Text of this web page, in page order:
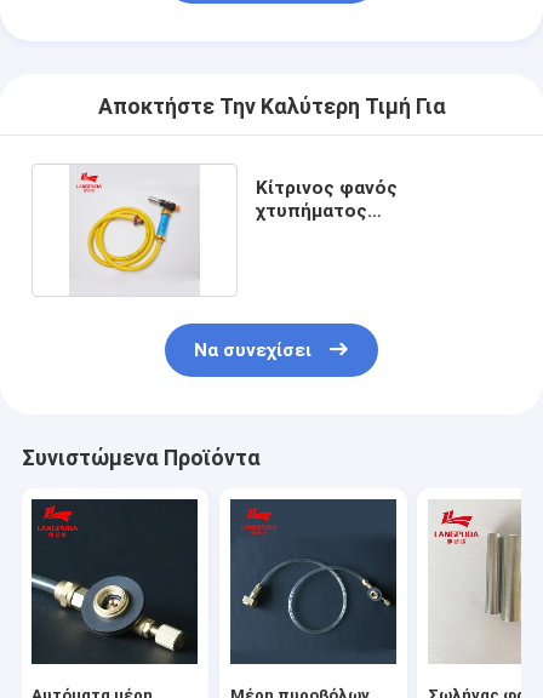
Αποκτήστε Την Καλύτερη Τιμή Για
Κίτρινος φανός
χτυπήματος
Να συνεχίσει
Συνιστώμενα Προϊόντα